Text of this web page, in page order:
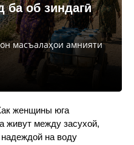
ба об зиндагӣ
масъалаҳои амнияти
женщины юга
живут между засухой,
на воду